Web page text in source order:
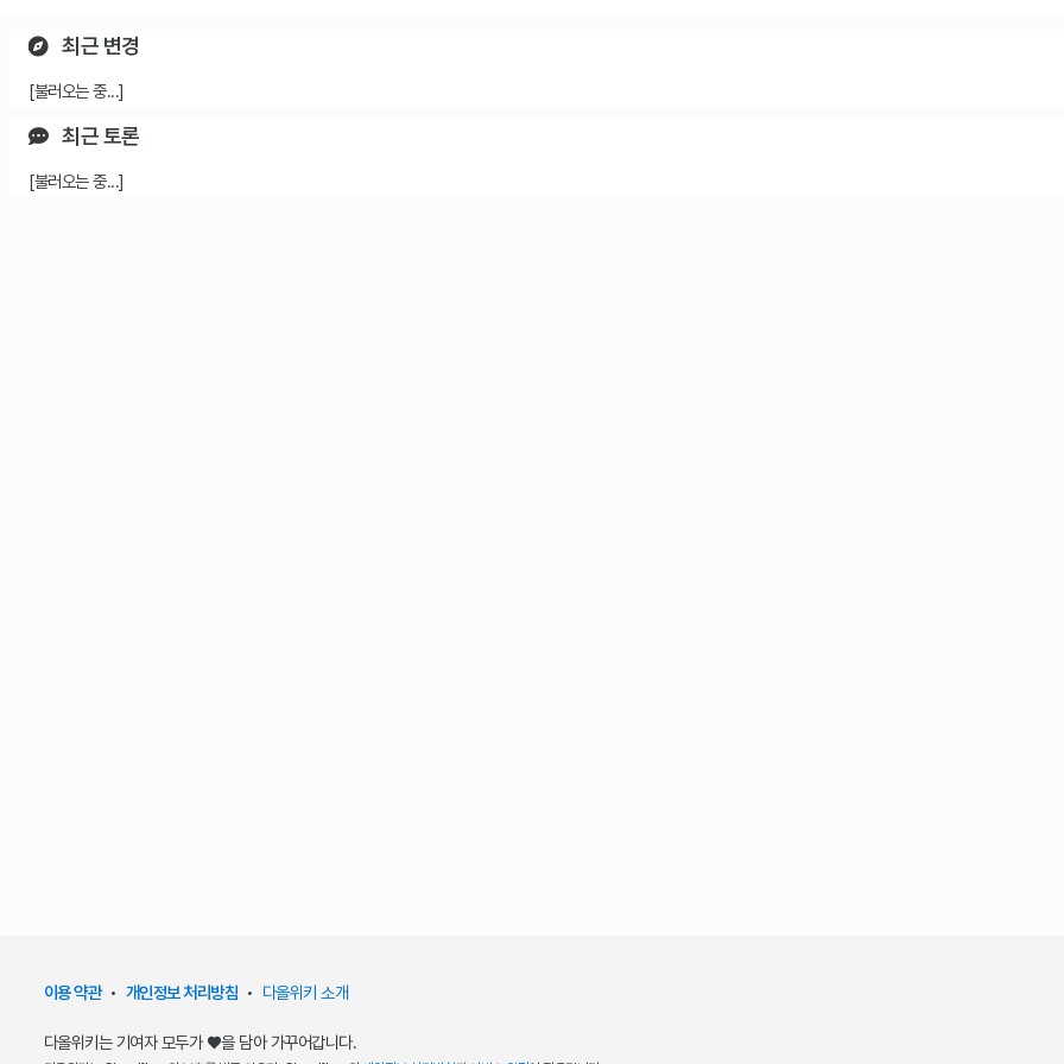
최근 변경
[불러오는 중...]
최근 토론
[불러오는 중...]
이용 약관• 개인정보 처리방침 • 다올위키 소개
다올위키는 기여자 모두가 ♥을 담아 가꾸어갑니다.